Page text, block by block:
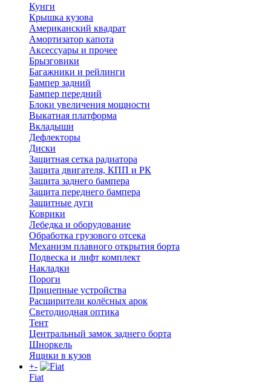
Кунги
Крышка кузова
Американский квадрат
Амортизатор капота
Аксессуары и прочее
Брызговики
Багажники и рейлинги
Бампер задний
Бампер передний
Блоки увеличения мощности
Выкатная платформа
Вкладыши
Дефлекторы
Диски
Защитная сетка радиатора
Защита двигателя, КПП и РК
Защита заднего бампера
Защита переднего бампера
Защитные дуги
Коврики
Лебедка и оборудование
Обработка грузового отсека
Механизм плавного открытия борта
Подвеска и лифт комплект
Накладки
Пороги
Прицепные устройства
Расширители колёсных арок
Светодиодная оптика
Тент
Центральный замок заднего борта
Шноркель
Ящики в кузов
+-
Fiat